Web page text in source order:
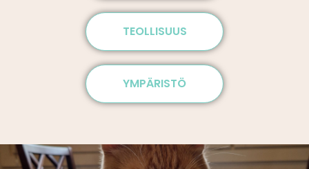
TEOLLISUUS
YMPÄRISTÖ